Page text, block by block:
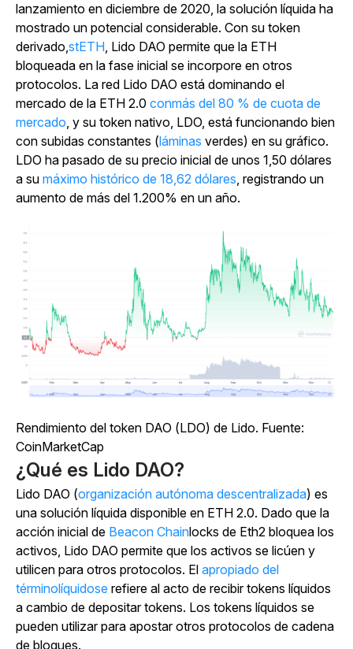
lanzamiento en diciembre de 2020, la solución líquida ha
mostrado un potencial considerable. Con su token
derivado,stETH, Lido DAO permite que la ETH
bloqueada en la fase inicial se incorpore en otros
protocolos. La red Lido DAO está dominando el
mercado de la ETH 2.0 conmás del 80 % de cuota de
mercado, y su token nativo, LDO, está funcionando bien
con subidas constantes (láminas verdes) en su gráfico.
LDO ha pasado de su precio inicial de unos 1,50 dólares
a su máximo histórico de 18,62 dólares, registrando un
aumento de más del 1.200% en un año.
Rendimiento del token DAO (LDO) de Lido. Fuente:
CoinMarketCap
¿Qué es Lido DAO?
Lido DAO (organización autónoma descentralizada) es
una solución líquida disponible en ETH 2.0. Dado que la
acción inicial de Beacon Chainlocks de Eth2 bloquea los
activos, Lido DAO permite que los activos se licúen y
utilicen para otros protocolos. El apropiado del
términolíquidose refiere al acto de recibir tokens líquidos
a cambio de depositar tokens. Los tokens líquidos se
pueden utilizar para apostar otros protocolos de cadena
de bloques.